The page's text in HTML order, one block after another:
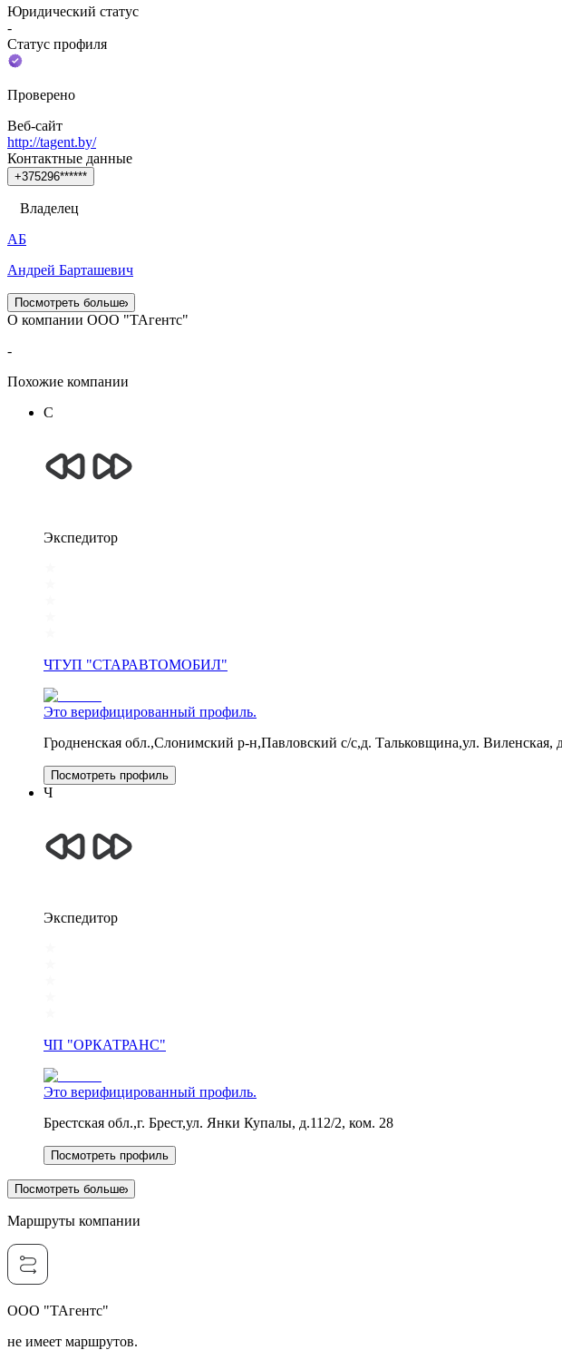
Юридический статус
-
Статус профиля
Проверено
Веб-сайт
http://tagent.by/
Контактные данные
+375296******
Владелец
АБ
Андрей Барташевич
Посмотреть больше
О компании ООО "ТАгентс"
-
Похожие компании
С
Экспедитор
ЧТУП "СТАРАВТОМОБИЛ"
Это верифицированный профиль.
Гродненская обл.,Слонимский р-н,Павловский с/с,д. Тальковщина,ул. Виленская,
Посмотреть профиль
Ч
Экспедитор
ЧП "ОРКАТРАНС"
Это верифицированный профиль.
Брестская обл.,г. Брест,ул. Янки Купалы, д.112/2, ком. 28
Посмотреть профиль
Посмотреть больше
Маршруты компании
ООО "ТАгентс"
не имеет маршрутов.